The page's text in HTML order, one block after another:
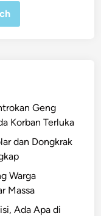
Geng
Korban Terluka
dan Dongkrak
Warga
Massa
Ada Apa di